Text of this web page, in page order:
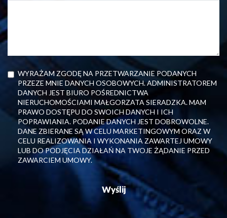
WYRAŻAM ZGODĘ NA PRZETWARZANIE PODANYCH
PRZEZE MNIE DANYCH OSOBOWYCH. ADMINISTRATOREM
DANYCH JEST BIURO POŚREDNICTWA
NIERUCHOMOŚCIAMI MAŁGORZATA SIERADZKA. MAM
PRAWO DOSTĘPU DO SWOICH DANYCH I ICH
POPRAWIANIA. PODANIE DANYCH JEST DOBROWOLNE.
DANE ZBIERANE SĄ W CELU MARKETINGOWYM ORAZ W
CELU REALIZOWANIA I WYKONANIA ZAWARTEJ UMOWY
LUB DO PODJĘCIA DZIAŁAŃ NA TWOJE ŻĄDANIE PRZED
ZAWARCIEM UMOWY.